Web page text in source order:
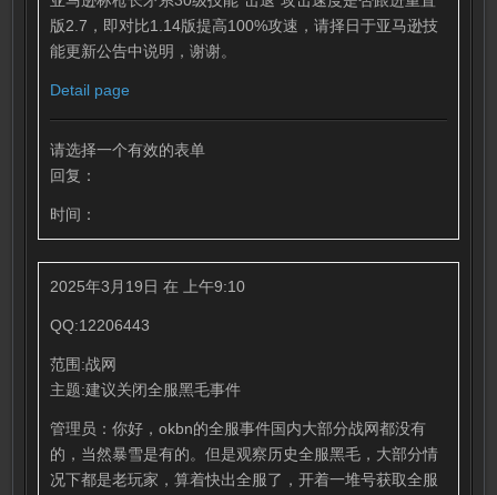
版2.7，即对比1.14版提高100%攻速，请择日于亚马逊技
能更新公告中说明，谢谢。
Detail page
请选择一个有效的表单
回复：
时间：
2025年3月19日 在 上午9:10
QQ:12206443
范围:战网
主题:建议关闭全服黑毛事件
管理员：你好，okbn的全服事件国内大部分战网都没有
的，当然暴雪是有的。但是观察历史全服黑毛，大部分情
况下都是老玩家，算着快出全服了，开着一堆号获取全服